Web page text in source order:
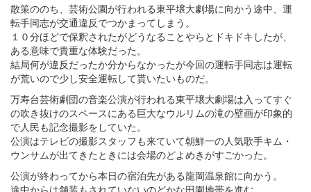
散策ののち、芸術公園が行われる東平壌大劇場に向かう途中、運
転手同志が交通違反でつかまってしまう。
１０分ほどで保釈されたがどうなることやらとドキドキしたが、
ある意味で貴重な体験だった。
結局何が違反だったか分からなかったが今回の運転手同志は運転
が荒いので少し安全運転して貰いたいものだ。
万寿台芸術劇団の音楽公演が行われる東平壌大劇場は入ってすぐ
の吹き抜けのスペースにある巨大なウルリムの滝の壁画が印象的
で人民も記念撮影をしていた。
公演はテレビの撮影スタッフも来ていて朝鮮一の人気歌手キム・
ウンサムが出てきたときには会場のどよめきがすごかった。
公演が終わってから本日の宿泊先がある龍岡温泉館に向かう。
途中からは舗装もされていないのどかな田園地帯を進む。